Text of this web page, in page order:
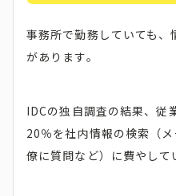
事務所で勤務していても
があります。
IDCの独自調査の結果、従
20％を社内情報の検索（
僚に質問など）に費やして